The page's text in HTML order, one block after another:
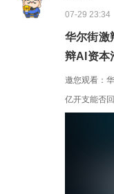
07-29 23:34
华尔街激
辩AI资本
英伟达、
邀您观看：
亿开支能否